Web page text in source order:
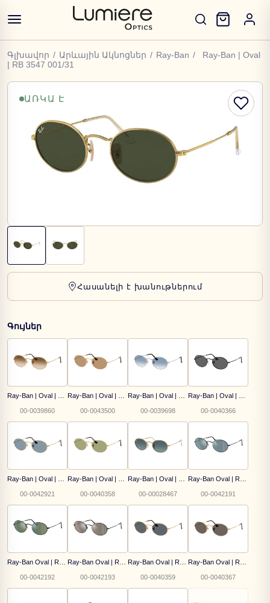
Գլխավոր / Արևային Ակնոցներ / Ray-Ban /
Ray-Ban | Oval
| RB 3547 001/31
ԱՌԿԱ Է
Հասանելի է խանութներում
Գույներ
00-0039860 00-0043500 00-0039698 00-0040366
00-0042921 00-0040358 00-00028467 00-0042191
00-0042192 00-0042193 00-0040359 00-0040367